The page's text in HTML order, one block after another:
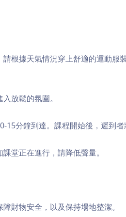
根據天氣情況穿上舒適的運動服
放鬆的氛圍。
15分鐘到達。課程開始後，遲到
堂正在進行，請降低聲量。
財物安全，以及保持場地整潔。